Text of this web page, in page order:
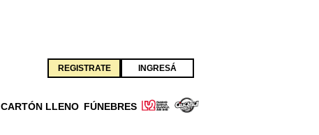
REGISTRATE INGRESÁ
CARTÓN LLENO FÚNEBRES